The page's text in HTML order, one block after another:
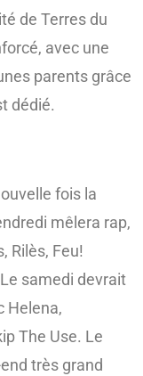
de Terres du
avec une
parents grâce
dédié.
fois la
mêlera rap,
Rilès, Feu!
samedi devrait
Helena,
The Use. Le
très grand